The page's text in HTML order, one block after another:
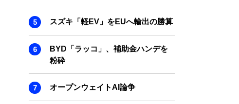
スズキ「軽EV」をEUへ輸出の勝算
BYD「ラッコ」、補助金ハンデを
粉砕
オープンウェイトAI論争